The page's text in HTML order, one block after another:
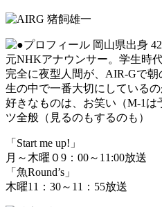
岡山県出身
元NHKアナウンサー。学生時
完全に夜型人間が、AIR-Gで
生の中で一番大切にしているの
好きなものは、お笑い（M-1
ツ全般（見るのもするのも）
「Start me up!」
月～木曜０9：00～11:00放送
「魚Round’s」
木曜11：30～11：55放送